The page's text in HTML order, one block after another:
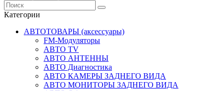
Категории
АВТОТОВАРЫ (аксессуары)
FM-Модуляторы
АВТО TV
АВТО АНТЕННЫ
АВТО Диагностика
АВТО КАМЕРЫ ЗАДНЕГО ВИДА
АВТО МОНИТОРЫ ЗАДНЕГО ВИДА